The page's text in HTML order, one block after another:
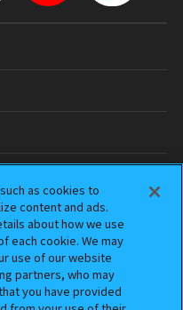
as cookies to
content and ads.
about how we use
each cookie. We may
use of our website
partners, who may
you have provided